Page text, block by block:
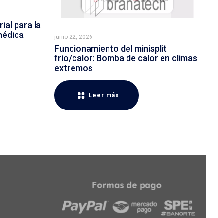
para la
junio 22, 2026
Funcionamiento del minisplit
frío/calor: Bomba de calor en climas
extremos
Leer más